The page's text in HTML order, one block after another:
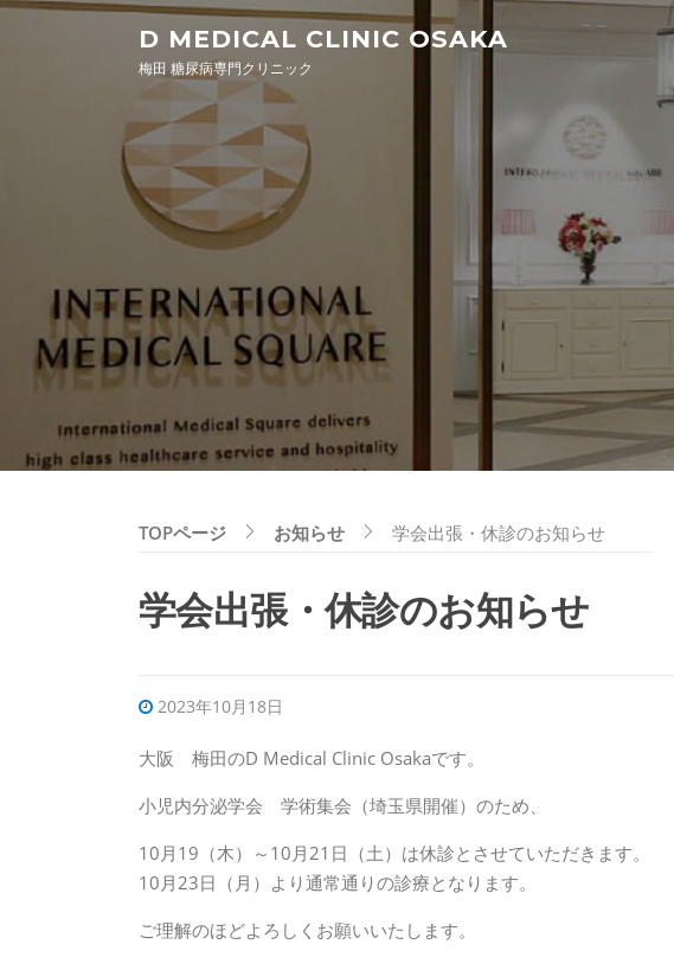
Skip to content
D MEDICAL CLINIC OSAKA
梅田 糖尿病専門クリニック
TOPページ お知らせ 学会出張・休診のお知らせ
学会出張・休診のお知らせ
2023年10月18日
大阪 梅田のD Medical Clinic Osakaです。
小児内分泌学会 学術集会（埼玉県開催）のため、
10月19（木）～10月21日（土）は休診とさせていただきます。
10月23日（月）より通常通りの診療となります。
ご理解のほどよろしくお願いいたします。